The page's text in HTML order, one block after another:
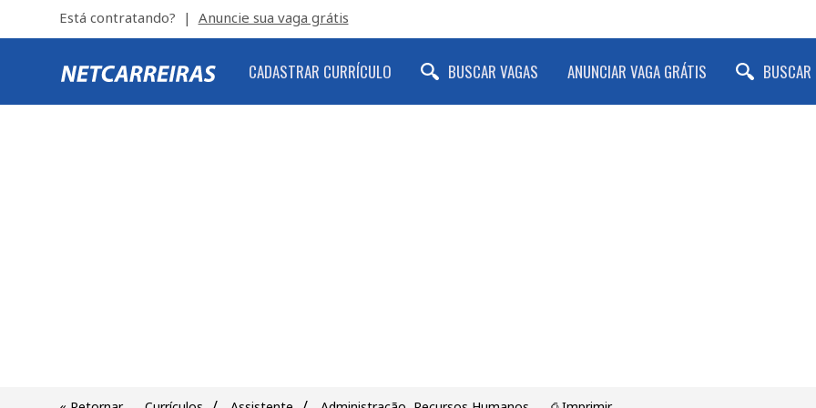
Está contratando? | Anuncie sua vaga grátis
CADASTRAR CURRÍCULO BUSCAR VAGAS ANUNCIAR VAGA GRÁTIS